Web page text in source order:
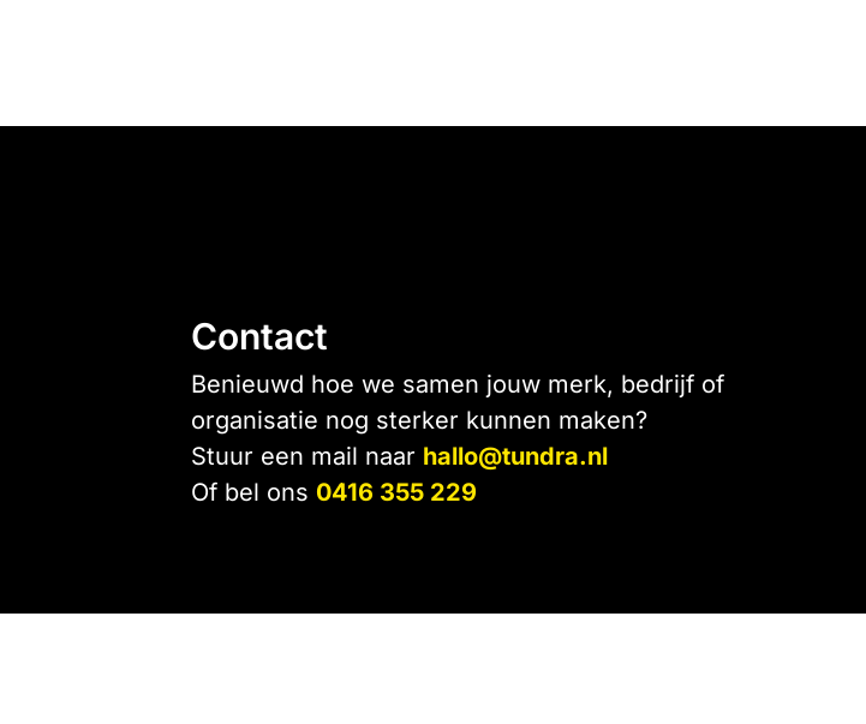
Contact
Benieuwd hoe we samen jouw merk, bedrijf of
organisatie nog sterker kunnen maken?
Stuur een mail naar hallo@tundra.nl
Of bel ons 0416 355 229